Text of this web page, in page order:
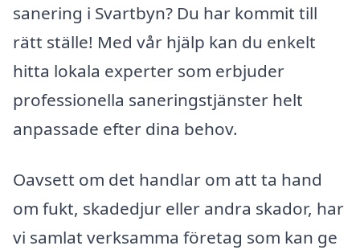
sanering i Svartbyn? Du har kommit till
rätt ställe! Med vår hjälp kan du enkelt
hitta lokala experter som erbjuder
professionella saneringstjänster helt
anpassade efter dina behov.
Oavsett om det handlar om att ta hand
om fukt, skadedjur eller andra skador, har
vi samlat verksamma företag som kan ge